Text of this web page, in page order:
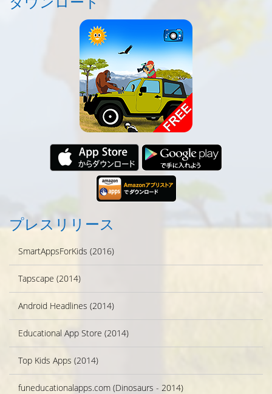
プレスリリース
SmartAppsForKids (2016)
Tapscape (2014)
Android Headlines (2014)
Educational App Store (2014)
Top Kids Apps (2014)
funeducationalapps.com (Dinosaurs - 2014)